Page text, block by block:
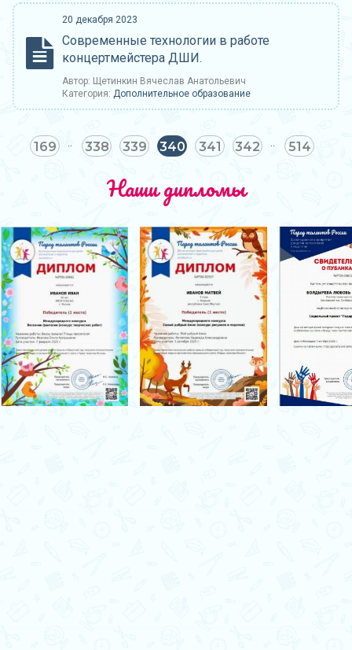
20 декабря 2023
Современные технологии в работе
концертмейстера ДШИ.
Автор: Щетинкин Вячеслав Анатольевич
Категория: Дополнительное образование
169 338 339 340 341 342 514
Наши дипломы